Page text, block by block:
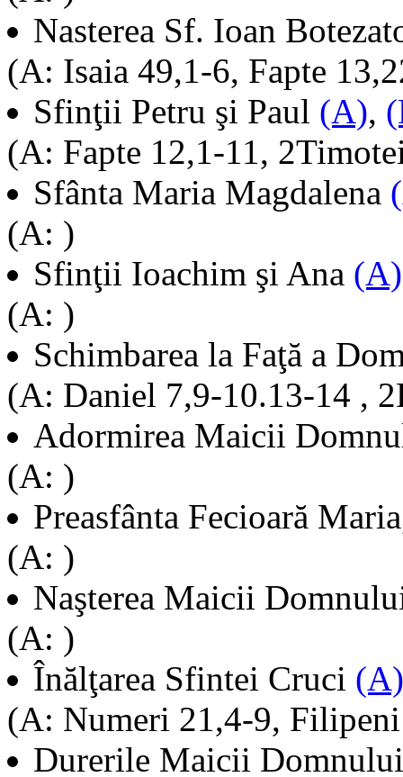
Nasterea Sf. Ioan
(A: Isaia 49,1-6, Fapte
Sfinţii Petru şi Paul (A),
(A: Fapte 12,1-11,
Sfânta Maria Magdalena
(A: )
Sfinţii Ioachim şi Ana (A)
(A: )
Schimbarea la Faţă a
(A: Daniel 7,9-10.13-14 ,
Adormirea Maicii
(A: )
Preasfânta Fecioară
(A: )
Naşterea Maicii
(A: )
Înălţarea Sfintei Cruci (A)
(A: Numeri 21,4-9,
Durerile Maicii